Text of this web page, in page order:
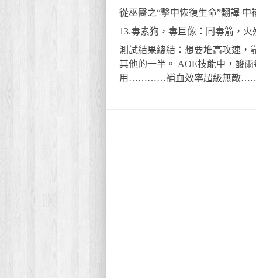
從巫醫之“擊中恢復生命”翻譯 中
13.毒素狗，毒巨像：同毒箭，
測試結果總結：想要堆高攻速
其他的一半。 AOE技能中，酸
用…………補血效率超級無敵